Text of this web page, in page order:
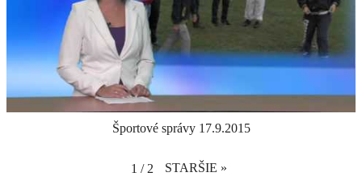
Športové správy 17.9.2015
1 / 2 STARŠIE »